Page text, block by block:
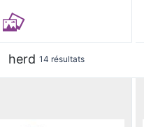
herd 14 résultats